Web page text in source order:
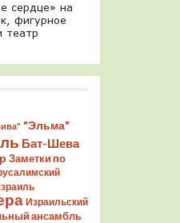
сердце» на
фигурное
театр
"Эльма"
Бат-Шева
Заметки по
Израильский
ансамбль